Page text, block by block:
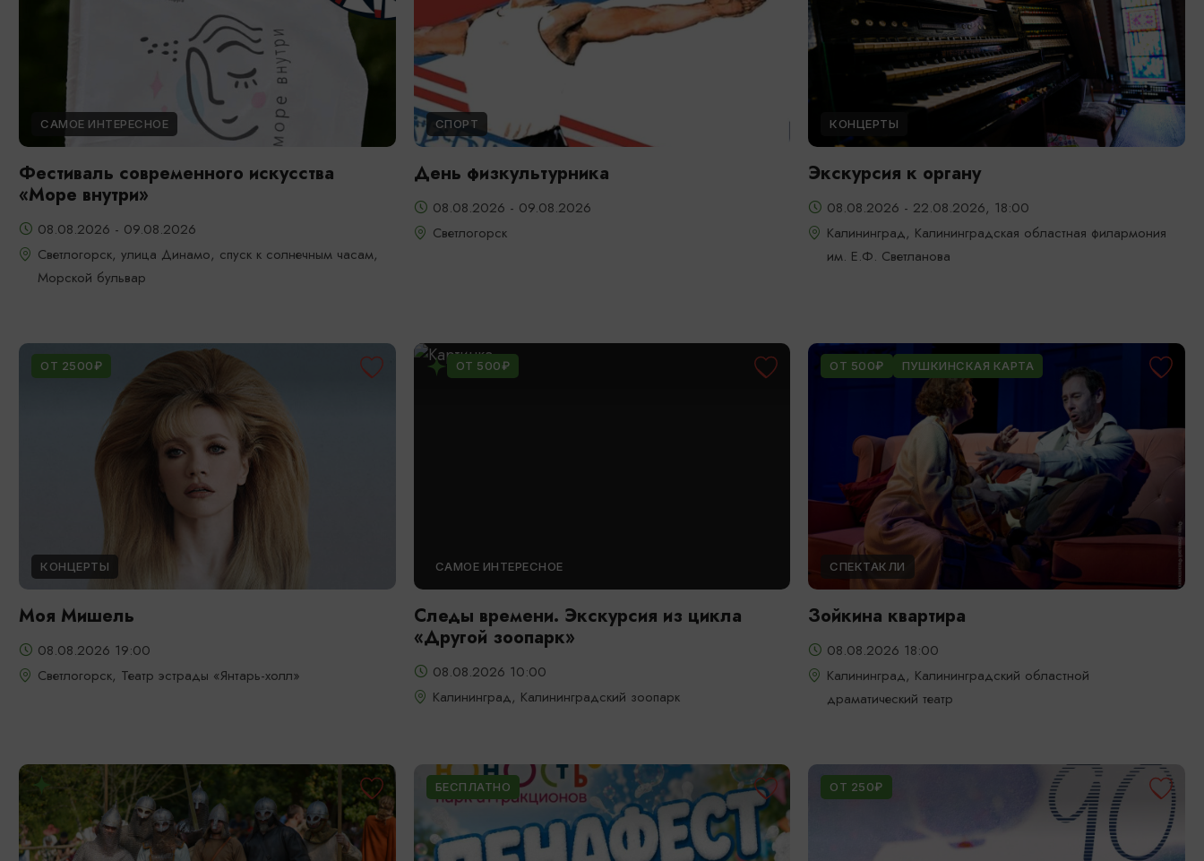
САМОЕ ИНТЕРЕСНОЕ
Фестиваль современного искусства
«Море внутри»
08.08.2026 - 09.08.2026
Светлогорск, улица Динамо, спуск к солнечным часам,
Морской бульвар
СПОРТ
День физкультурника
08.08.2026 - 09.08.2026
Светлогорск
КОНЦЕРТЫ
Экскурсия к органу
08.08.2026 - 22.08.2026, 18:00
Калининград, Калининградская областная филармония
им. Е.Ф. Светланова
ОТ 2500₽
КОНЦЕРТЫ
Моя Мишель
08.08.2026 19:00
Светлогорск, Театр эстрады «Янтарь-холл»
ОТ 500₽
САМОЕ ИНТЕРЕСНОЕ
Следы времени. Экскурсия из цикла
«Другой зоопарк»
08.08.2026 10:00
Калининград, Калининградский зоопарк
ОТ 500₽ ПУШКИНСКАЯ КАРТА
СПЕКТАКЛИ
Зойкина квартира
08.08.2026 18:00
Калининград, Калининградский областной
драматический театр
БЕСПЛАТНО ОТ 250₽